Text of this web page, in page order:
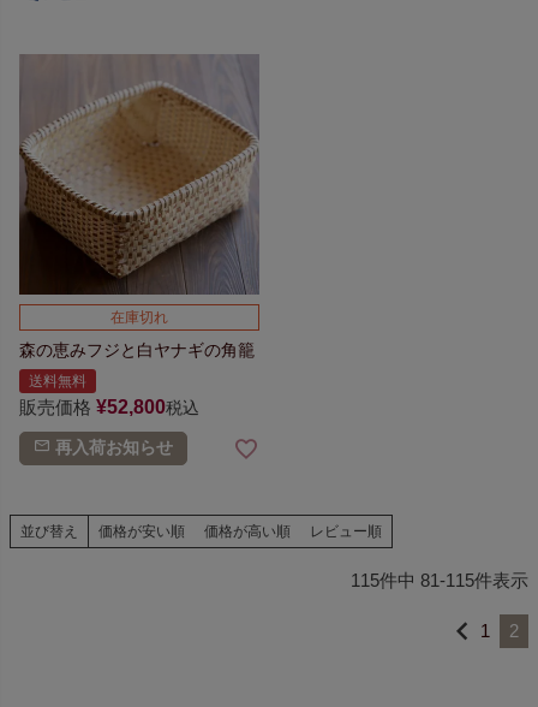
在庫切れ
森の恵みフジと白ヤナギの角籠
送料無料
販売価格 ¥52,800税込
再入荷お知らせ
並び替え 価格が安い順 価格が高い順 レビュー順
115件中 81-115件表示
1 2